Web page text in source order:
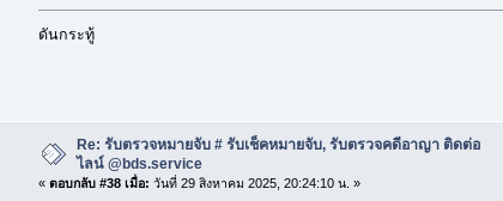
ดันกระทู้
Re: รับตรวจหมายจับ # รับเช็คหมายจับ, รับตรวจคดีอาญา ติดต่อ
ไลน์ @bds.service
« ตอบกลับ #38 เมื่อ: วันที่ 29 สิงหาคม 2025, 20:24:10 น. »